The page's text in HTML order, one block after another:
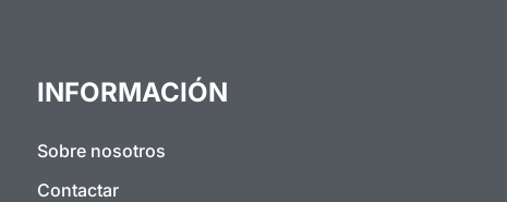
INFORMACIÓN
Sobre nosotros
Contactar